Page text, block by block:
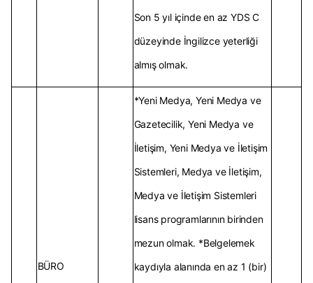
Son 5 yıl içinde en az YDS C
düzeyinde İngilizce yeterliği
almış olmak.
BÜRO
*Yeni Medya, Yeni Medya ve
Gazetecilik, Yeni Medya ve
İletişim, Yeni Medya ve İletişim
Sistemleri, Medya ve İletişim,
Medya ve İletişim Sistemleri
lisans programlarının birinden
mezun olmak. *Belgelemek
kaydıyla alanında en az 1 (bir)